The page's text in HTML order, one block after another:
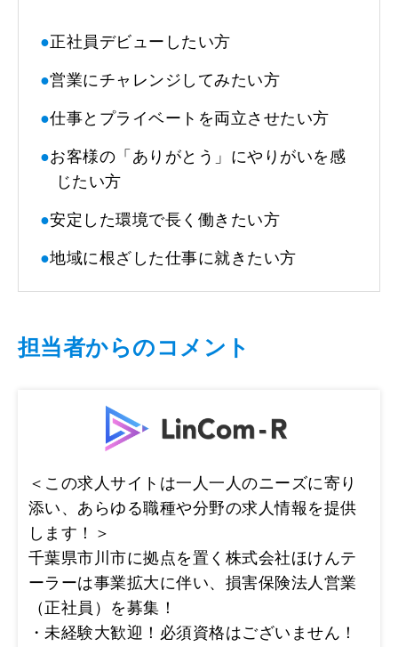
●正社員デビューしたい方
●営業にチャレンジしてみたい方
●仕事とプライベートを両立させたい方
●お客様の「ありがとう」にやりがいを感
じたい方
●安定した環境で長く働きたい方
●地域に根ざした仕事に就きたい方
担当者からのコメント
＜この求人サイトは一人一人のニーズに寄り
添い、あらゆる職種や分野の求人情報を提供
します！＞
千葉県市川市に拠点を置く株式会社ほけんテ
ーラーは事業拡大に伴い、損害保険法人営業
（正社員）を募集！
・未経験大歓迎！必須資格はございません！